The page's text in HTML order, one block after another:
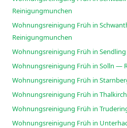
Reinigungmunchen
Wohnungsreinigung Früh in
Reinigungmunchen
Wohnungsreinigung Früh in
Wohnungsreinigung Früh in Solln —
Wohnungsreinigung Früh in
Wohnungsreinigung Früh in
Wohnungsreinigung Früh in
Wohnungsreinigung Früh in